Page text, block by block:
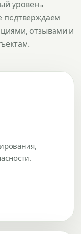
уровень
подтверждаем
отзывами и